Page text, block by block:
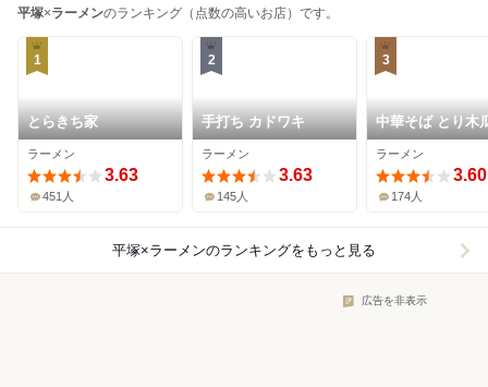
平塚×ラーメンのランキング（点数の高いお店）です。
1
とらきち家
ラーメン
3.63
451人
2
手打ち カドワキ
ラーメン
3.63
145人
3
中華そば とり木
ラーメン
3.60
174人
平塚×ラーメンのランキングをもっと見る
広告を非表示